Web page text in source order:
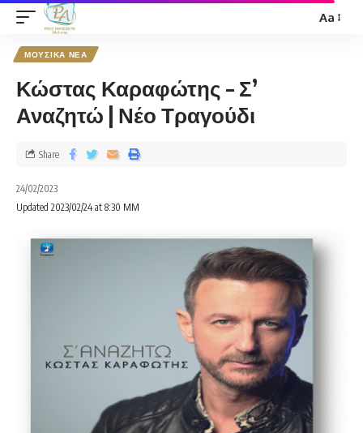
Aa
ΜΟΥΣΙΚΑ ΝΕΑ
Κώστας Καραφώτης – Σ’
Αναζητώ | Νέο Τραγούδι
24/02/2023
Updated 2023/02/24 at 8:30 ΜΜ
Share